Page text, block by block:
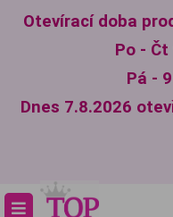
Otevírací doba
Po -
Pá -
Dnes 7.8.2026